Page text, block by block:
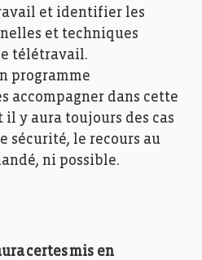
et identifier les
et techniques
télétravail.
programme
accompagner dans cette
il y aura toujours des cas
sécurité, le recours au
ni possible.
certes mis en